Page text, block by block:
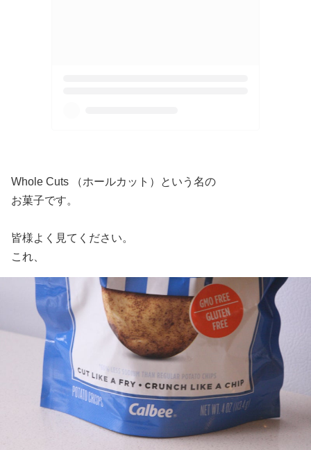
Whole Cuts （ホールカット）という名の
お菓子です。
皆様よく見てください。
これ、